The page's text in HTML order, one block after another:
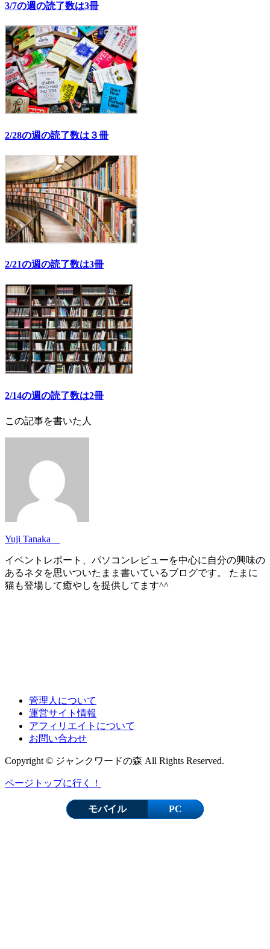
3/7の週の読了数は3冊
2/28の週の読了数は３冊
2/21の週の読了数は3冊
2/14の週の読了数は2冊
この記事を書いた人
Yuji Tanaka
イベントレポート、パソコンレビューを中心に自分の興味の
あるネタを思いついたまま書いているブログです。 たまに
猫も登場して癒やしを提供してます^^
管理人について
運営サイト情報
アフィリエイトについて
お問い合わせ
Copyright © ジャンクワードの森 All Rights Reserved.
ページトップに行く！
モバイル PC